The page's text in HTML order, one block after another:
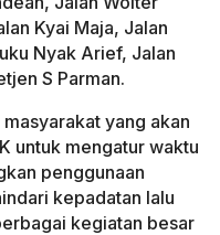
Kyai Maja, Jalan
Nyak Arief, Jalan
S Parman.
yang akan
untuk mengatur waktu
penggunaan
kepadatan lalu
kegiatan besar